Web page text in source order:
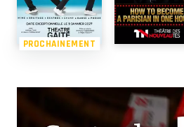
PROCHAINEMENT